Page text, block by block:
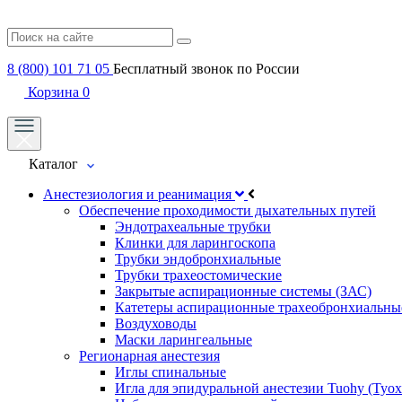
8 (800) 101 71 05 Бесплатный звонок по России
Корзина 0
Каталог
Анестезиология и реанимация
Обеспечение проходимости дыхательных путей
Эндотрахеальные трубки
Клинки для ларингоскопа
Трубки эндобронхиальные
Трубки трахеостомические
Закрытые аспирационные системы (ЗАС)
Катетеры аспирационные
Воздуховоды
Маски ларингеальные
Регионарная анестезия
Иглы спинальные
Игла для эпидуральной анестезии Tuohy